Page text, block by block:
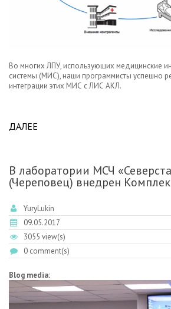
Во многих ЛПУ, использующих медицинские
системы (МИС), наши программисты успешно
интеграции этих МИС с ЛИС АКЛ.
ДАЛЕЕ
В лаборатории МСЧ
(Череповец) внедрен
YuryLukin
09.05.2017
3055 view(s)
0 comment(s)
Blog media: